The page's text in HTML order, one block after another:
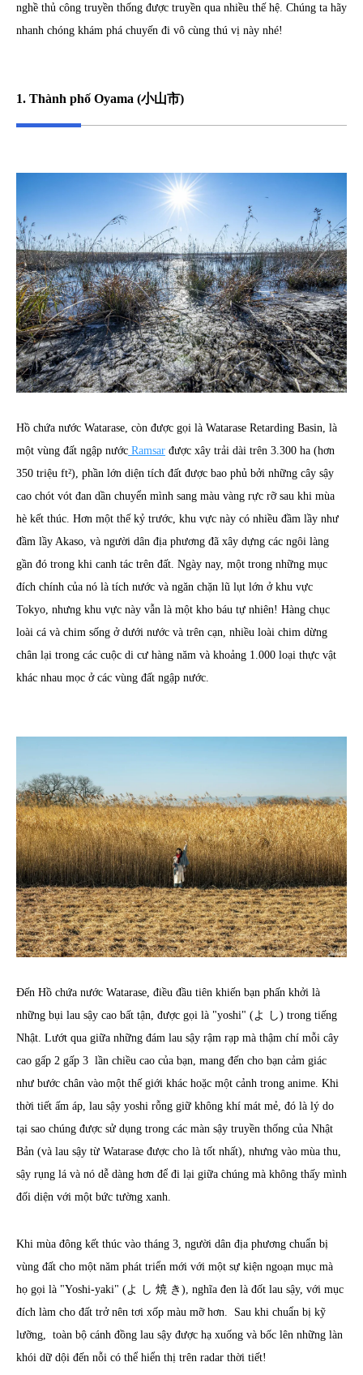
nghề thủ công truyền thống được truyền qua nhiều thế hệ. Chúng ta hãy
nhanh chóng khám phá chuyến đi vô cùng thú vị này nhé!
1. Thành phố Oyama (小山市)
Hồ chứa nước Watarase, còn được gọi là Watarase Retarding Basin, là
một vùng đất ngập nước Ramsar được xây trải dài trên 3.300 ha (hơn
350 triệu ft²), phần lớn diện tích đất được bao phủ bởi những cây sậy
cao chót vót đan dần chuyển mình sang màu vàng rực rỡ sau khi mùa
hè kết thúc. Hơn một thế kỷ trước, khu vực này có nhiều đầm lầy như
đầm lầy Akaso, và người dân địa phương đã xây dựng các ngôi làng
gần đó trong khi canh tác trên đất. Ngày nay, một trong những mục
đích chính của nó là tích nước và ngăn chặn lũ lụt lớn ở khu vực
Tokyo, nhưng khu vực này vẫn là một kho báu tự nhiên! Hàng chục
loài cá và chim sống ở dưới nước và trên cạn, nhiều loài chim dừng
chân lại trong các cuộc di cư hàng năm và khoảng 1.000 loại thực vật
khác nhau mọc ở các vùng đất ngập nước.
Đến Hồ chứa nước Watarase, điều đầu tiên khiến bạn phấn khởi là
những bụi lau sậy cao bất tận, được gọi là "yoshi" (よ し) trong tiếng
Nhật. Lướt qua giữa những đám lau sậy rậm rạp mà thậm chí mỗi cây
cao gấp 2 gấp 3 lần chiều cao của bạn, mang đến cho bạn cảm giác
như bước chân vào một thế giới khác hoặc một cảnh trong anime. Khi
thời tiết ấm áp, lau sậy yoshi rỗng giữ không khí mát mẻ, đó là lý do
tại sao chúng được sử dụng trong các màn sậy truyền thống của Nhật
Bản (và lau sậy từ Watarase được cho là tốt nhất), nhưng vào mùa thu,
sậy rụng lá và nó dễ dàng hơn để đi lại giữa chúng mà không thấy mình
đối diện với một bức tường xanh.
Khi mùa đông kết thúc vào tháng 3, người dân địa phương chuẩn bị
vùng đất cho một năm phát triển mới với một sự kiện ngoạn mục mà
họ gọi là "Yoshi-yaki" (よ し 焼 き), nghĩa đen là đốt lau sậy, với mục
đích làm cho đất trở nên tơi xốp màu mỡ hơn. Sau khi chuẩn bị kỹ
lưỡng, toàn bộ cánh đồng lau sậy được hạ xuống và bốc lên những làn
khói dữ dội đến nỗi có thể hiển thị trên radar thời tiết!